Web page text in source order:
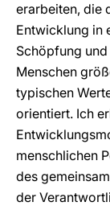
erarbeiten, die
Entwicklung in
Schöpfung
Menschen
typischen
orientiert. Ich
menschlichen
des
der